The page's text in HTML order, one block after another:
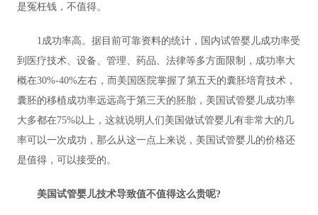
是冤枉钱，不值得。
1成功率高。据目前可靠资料的统计，国内试管婴儿成功率受
到医疗技术、设备、管理、药品、法律等多方面限制，成功率大
概在30%-40%左右，而美国医院掌握了第五天的囊胚培育技术，
囊胚的移植成功率远远高于第三天的胚胎，美国试管婴儿成功率
大多都在75%以上，这就说明人们美国做试管婴儿有非常大的几
率可以一次成功，那么从这一点上来说，美国试管婴儿的价格还
是值得，可以接受的。
美国试管婴儿技术导致值不值得这么贵呢?